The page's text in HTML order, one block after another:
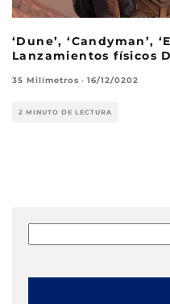
‘Dune’, ‘Candyman’,
Lanzamientos físicos
35 Milímetros · 16/12/0202
2 MINUTO DE LECTURA